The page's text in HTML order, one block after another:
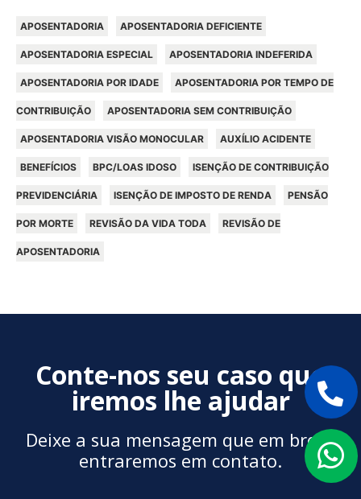
APOSENTADORIA APOSENTADORIA DEFICIENTE
APOSENTADORIA ESPECIAL APOSENTADORIA INDEFERIDA
APOSENTADORIA POR IDADE APOSENTADORIA POR TEMPO DE
CONTRIBUIÇÃO APOSENTADORIA SEM CONTRIBUIÇÃO
APOSENTADORIA VISÃO MONOCULAR AUXÍLIO ACIDENTE
BENEFÍCIOS BPC/LOAS IDOSO ISENÇÃO DE CONTRIBUIÇÃO
PREVIDENCIÁRIA ISENÇÃO DE IMPOSTO DE RENDA PENSÃO
POR MORTE REVISÃO DA VIDA TODA REVISÃO DE
APOSENTADORIA
Conte-nos seu caso que
iremos lhe ajudar
Deixe a sua mensagem que em breve
entraremos em contato.